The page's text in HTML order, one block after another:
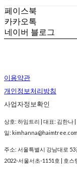
페이스북
카카오톡
네이버 블로그
이용약관
개인정보처리방침
사업자정보확인
상호: 하임트리 | 대표: 김한나
일: kimhanna@haimtree.com
주소: 서울특별시 강남대로
2022-서울서초-1151호 | 호스